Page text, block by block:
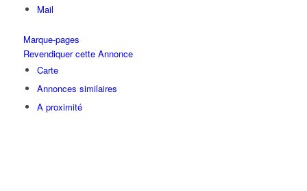
Mail
Marque-pages
Revendiquer cette Annonce
Carte
Annonces similaires
A proximité